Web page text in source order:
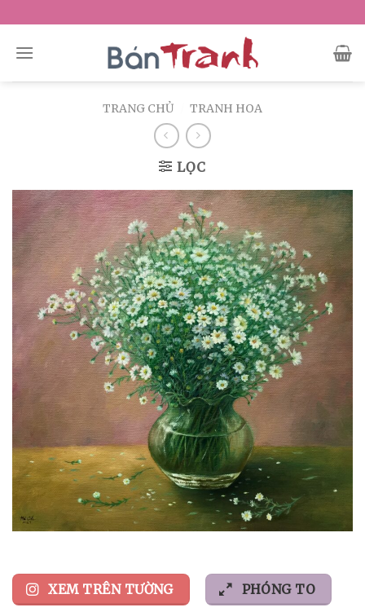
to
content
TRANG CHỦ TRANH HOA
LỌC
XEM TRÊN TƯỜNG PHÓNG TO